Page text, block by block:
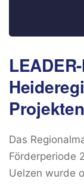
Das
Förderperiode
Uelzen wurde